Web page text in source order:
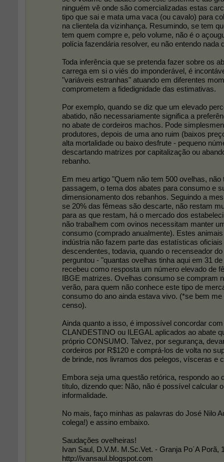
ninguém vê onde são comercializadas estas
tipo que sai e mata uma vaca (ou cavalo) para
na clientela da vizinhança. Resumindo, se tem
tem quem compre e, pelo volume, não é o
polícia fazendária resolver, eu não entendo nada
Toda inferência que se pretenda fazer sobre os
carrega em si o viés do imponderável, é
"variáveis estranhas" atuando em diferentes
comprometem a fidedignidade das estimativas.
Por exemplo, quando se diz que um elevado
abatido, não necessariamente significa a
no abate de cordeiros machos. Pode
produtores, depois de uma ano ruim (baixos
alta mortalidade ou baixo desfrute - pequeno
descartando matrizes por capitalização ou
rebanho.
Em meu artigo "Quem não tem 500 ovelhas, não
passagem, o tema dos abates para consumo e
dimensionamento dos rebanhos. Seguindo a
se 20% das fêmeas são descarte, não restam
para as que restam, há o mercado dos
não trabalhem com ovinos necessitam manter
consumo (comprado anualmente). Estes
indústria não fazem parte das estatísticas
descendentes, todavia, quando o recenseador
perguntou - "quantas ovelhas tinha aqui em 31
recebeu como resposta um número elevado de
IBGE matrizes. Ovelhas consumo se compram
verão, para quem não conhece este tipo de
consumo do ano ainda estava vivo. (*se bem
censo).
Ainda quanto a isso, é impossível concordar
CLANDESTINO ou ILEGAL aplicados ao abate
próprio CONSUMO. Talvez, por segurança,
cordeiros por R$120 e comprá-los de volta no
de brinde, nos livramos dos pelegos, vísceras e
Embora seja uma questão retórica, respondo ao
título, dizendo que: Não, não é possível calcular
informalidade.
No mais, faço minhas as palavras do José Nilo
colega!) e assino embaixo.
Saudações ovelheiras!
Ivan Saul, D.V.M. M.Sc.Vet. - Granja Po´A Porã,
http://ivansaul.blogspot.com